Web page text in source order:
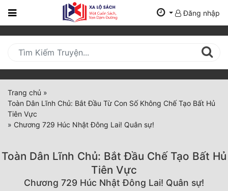
Trang
Mới
Cập
Nhật
(current)
BXH
Truyện Mới Ra
Đăng nhập
Trang chủ »
Toàn Dân Lĩnh Chủ: Bắt Đầu Từ Con Số Không Chế Tạo Bất Hủ
Tiên Vực
» Chương 729 Húc Nhật Đông Lai! Quân sự!
Toàn Dân Lĩnh Chủ: Bắt Đầu Chế Tạo Bất Hủ
Tiên Vực
Chương 729 Húc Nhật Đông Lai! Quân sự!